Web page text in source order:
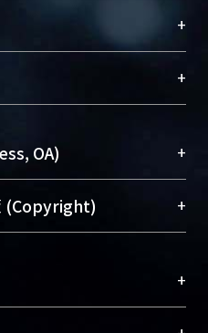
，為永久珍藏及向國際
學術能量，圖書館整合
（AH）不同功能平
scholars。期能整合研
promote researcher
Library integrates the
with “Academic
+
Library)
+
OA) +
升資訊取用性的社會運
過將研究著作公開供使
究發展、提升研究影響
入了解OA）
(Copyright) +
者所有，或由第三方贊
版權所有者及第三方同
+